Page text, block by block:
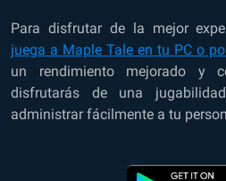
Para disfrutar de la mejor
juega a Maple Tale en tu PC o
un rendimiento mejorado y
disfrutarás de una
administrar fácilmente a tu